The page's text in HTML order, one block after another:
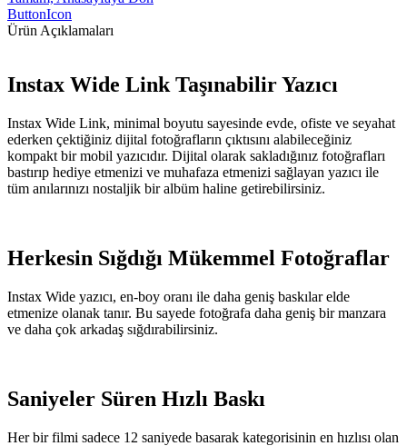
ButtonIcon
Ürün Açıklamaları
Instax Wide Link Taşınabilir Yazıcı
Instax Wide Link, minimal boyutu sayesinde evde, ofiste ve seyahat
ederken çektiğiniz dijital fotoğrafların çıktısını alabileceğiniz
kompakt bir mobil yazıcıdır. Dijital olarak sakladığınız fotoğrafları
bastırıp hediye etmenizi ve muhafaza etmenizi sağlayan yazıcı ile
tüm anılarınızı nostaljik bir albüm haline getirebilirsiniz.
Herkesin Sığdığı Mükemmel Fotoğraflar
Instax Wide yazıcı, en-boy oranı ile daha geniş baskılar elde
etmenize olanak tanır. Bu sayede fotoğrafa daha geniş bir manzara
ve daha çok arkadaş sığdırabilirsiniz.
Saniyeler Süren Hızlı Baskı
Her bir filmi sadece 12 saniyede basarak kategorisinin en hızlısı olan